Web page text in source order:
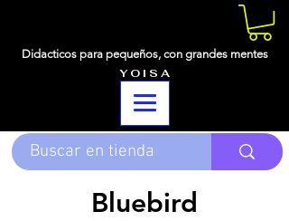
Didacticos para pequeños, con grandes mentes
Y O I S A
Bluebird